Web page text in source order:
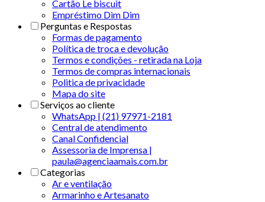
Cartão Le biscuit
Empréstimo Dim Dim
Perguntas e Respostas
Formas de pagamento
Política de troca e devolução
Termos e condições - retirada na Loja
Termos de compras internacionais
Politica de privacidade
Mapa do site
Serviços ao cliente
WhatsApp | (21) 97971-2181
Central de atendimento
Canal Confidencial
Assessoria de Imprensa |
paula@agenciaamais.com.br
Categorias
Ar e ventilação
Armarinho e Artesanato